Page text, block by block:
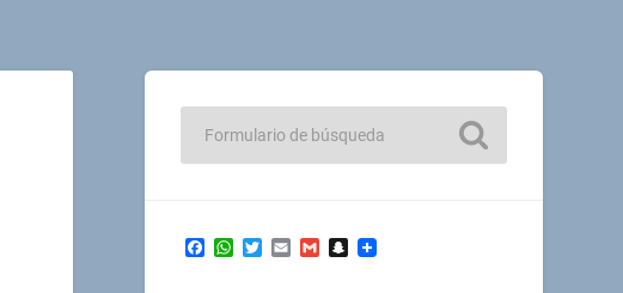
Facebook
WhatsApp
TwitterEmailGmailSnapchat